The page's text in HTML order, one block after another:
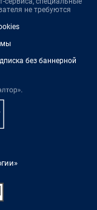
не требуются
без баннерной